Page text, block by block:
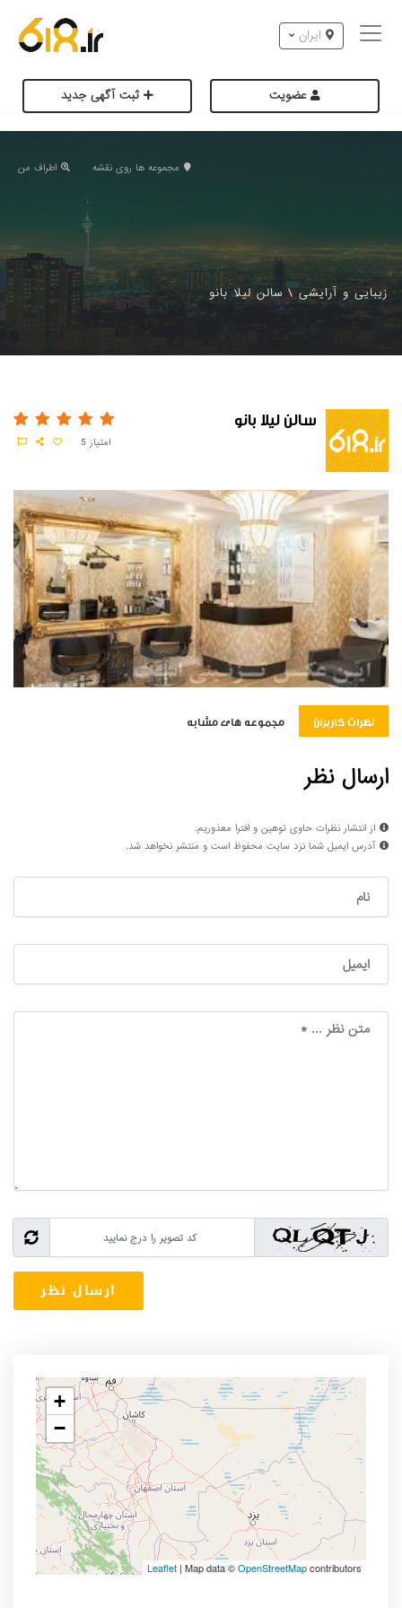
ایران
عضویت ثبت آگهی جدید
مجموعه ها روی نقشه اطراف من
زیبایی و آرایشی\ سالن لیلا بانو
سالن لیلا بانو
امتیاز 5
نظرات کاربران مجموعه های مشابه
ارسال نظر
از انتشار نظرات حاوی توهین و افترا معذوریم.
آدرس ایمیل شما نزد سایت محفوظ است و منتشر نخواهد شد.
+
−
Leaflet | Map data ©OpenStreetMapcontributors